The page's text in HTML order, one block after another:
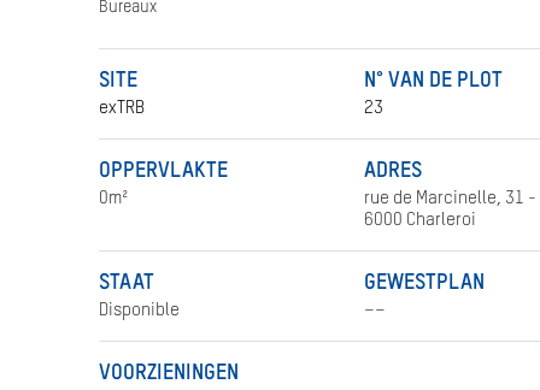
Bureaux
SITE
exTRB
N° VAN DE PLOT
23
OPPERVLAKTE
0m²
ADRES
rue de Marcinelle, 31 -
6000 Charleroi
STAAT
Disponible
GEWESTPLAN
––
VOORZIENINGEN